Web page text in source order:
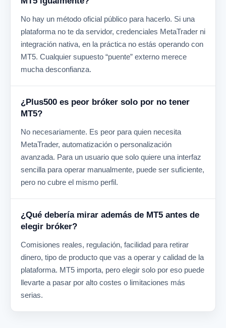
No hay un método oficial público para hacerlo. Si una
plataforma no te da servidor, credenciales MetaTrader ni
integración nativa, en la práctica no estás operando con
MT5. Cualquier supuesto “puente” externo merece
mucha desconfianza.
¿Plus500 es peor bróker solo por no tener
MT5?
No necesariamente. Es peor para quien necesita
MetaTrader, automatización o personalización
avanzada. Para un usuario que solo quiere una interfaz
sencilla para operar manualmente, puede ser suficiente,
pero no cubre el mismo perfil.
¿Qué debería mirar además de MT5 antes de
elegir bróker?
Comisiones reales, regulación, facilidad para retirar
dinero, tipo de producto que vas a operar y calidad de la
plataforma. MT5 importa, pero elegir solo por eso puede
llevarte a pasar por alto costes o limitaciones más
serias.